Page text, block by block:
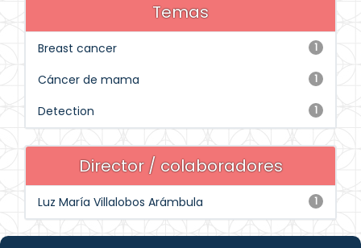
Temas
1
Breast cancer
1
Cáncer de mama
1
Detection
Director / colaboradores
1
Luz María Villalobos Arámbula